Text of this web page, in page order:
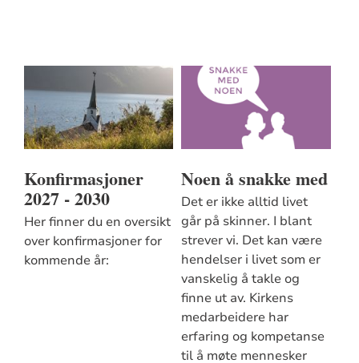
Konfirmasjoner
2027 - 2030
Her finner du en oversikt
over konfirmasjoner for
kommende år:
Noen å snakke med
Det er ikke alltid livet
går på skinner. I blant
strever vi. Det kan være
hendelser i livet som er
vanskelig å takle og
finne ut av. Kirkens
medarbeidere har
erfaring og kompetanse
til å møte mennesker